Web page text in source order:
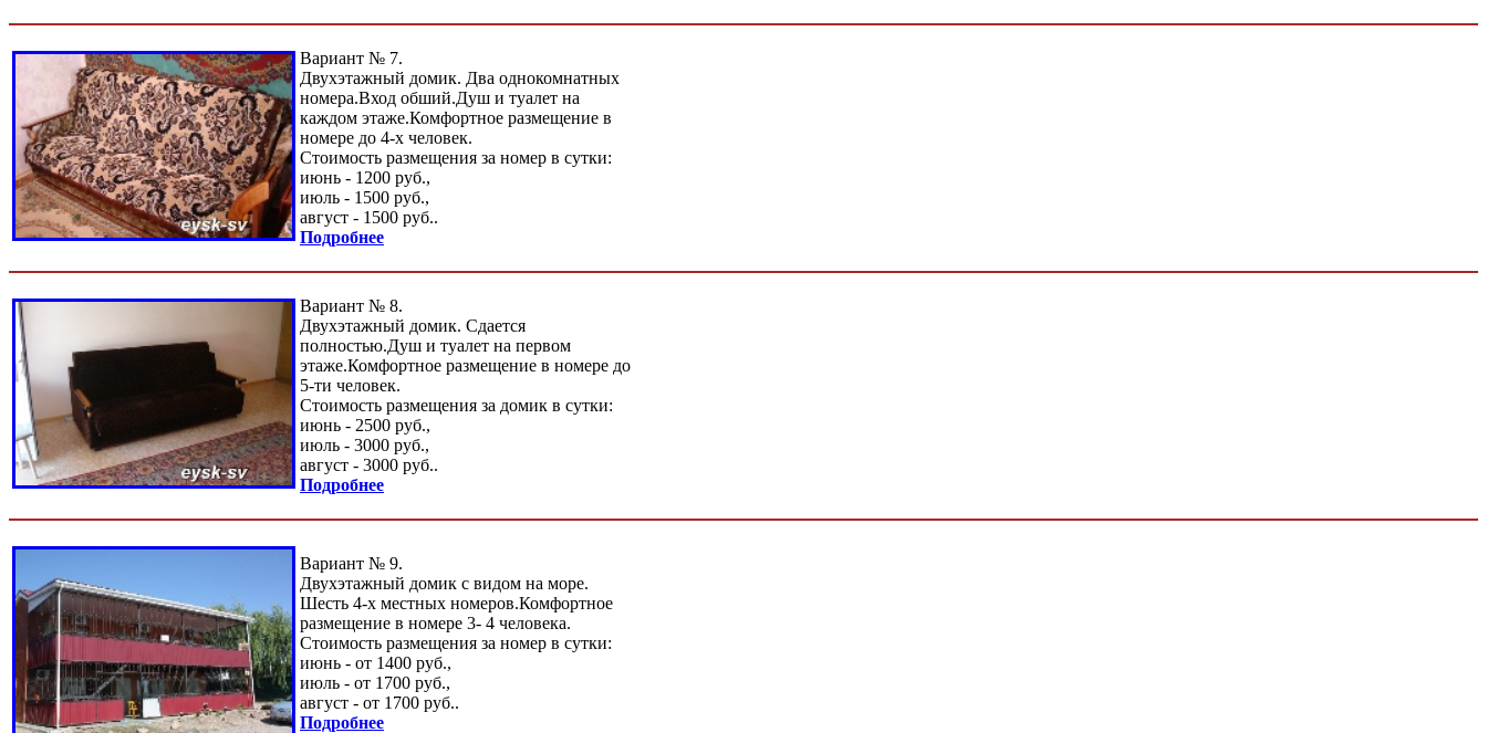
Вариант № 7.
Двухэтажный домик. Два однокомнатных
номера.Вход обший.Душ и туалет на
каждом этаже.Комфортное размещение в
номере до 4-х человек.
Стоимость размещения за номер в сутки:
июнь - 1200 руб.,
июль - 1500 руб.,
август - 1500 руб..
Подробнее
Вариант № 8.
Двухэтажный домик. Сдается
полностью.Душ и туалет на первом
этаже.Комфортное размещение в номере до
5-ти человек.
Стоимость размещения за домик в сутки:
июнь - 2500 руб.,
июль - 3000 руб.,
август - 3000 руб..
Подробнее
Вариант № 9.
Двухэтажный домик с видом на море.
Шесть 4-х местных номеров.Комфортное
размещение в номере 3- 4 человека.
Стоимость размещения за номер в сутки:
июнь - от 1400 руб.,
июль - от 1700 руб.,
август - от 1700 руб..
Подробнее